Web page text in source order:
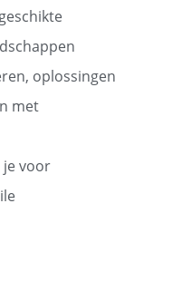
oplossingen
met
je voor